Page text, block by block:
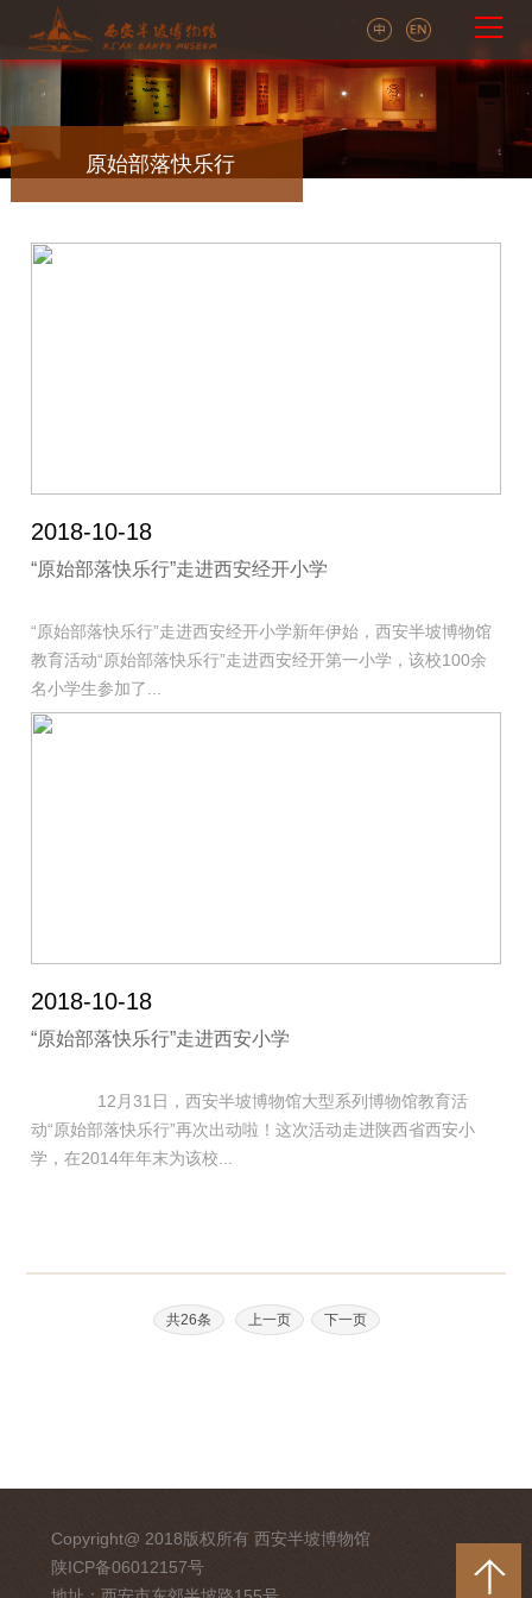
原始部落快乐行
2018-10-18
“原始部落快乐行”走进西安经开小学
“原始部落快乐行”走进西安经开小学新年伊始，西安半坡博物馆
教育活动“原始部落快乐行”走进西安经开第一小学，该校100余
名小学生参加了...
2018-10-18
“原始部落快乐行”走进西安小学
12月31日，西安半坡博物馆大型系列博物馆教育活
动“原始部落快乐行”再次出动啦！这次活动走进陕西省西安小
学，在2014年年末为该校...
共26条 上一页 下一页
Copyright@ 2018版权所有 西安半坡博物馆
陕ICP备06012157号